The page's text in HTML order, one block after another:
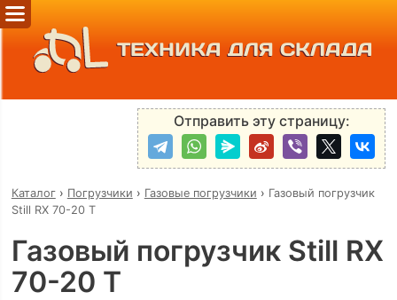
ТЕХНИКА ДЛЯ СКЛАДА
Отправить эту страницу:
Каталог› Погрузчики › Газовые погрузчики › Газовый погрузчик
Still RX 70-20 T
Газовый погрузчик Still RX
70-20 T